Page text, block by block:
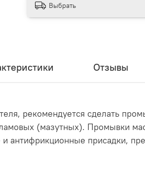
Выбрать
Отзывы
рекомендуется сделать
(мазутных). Промывки
и антифрикционные присадки,